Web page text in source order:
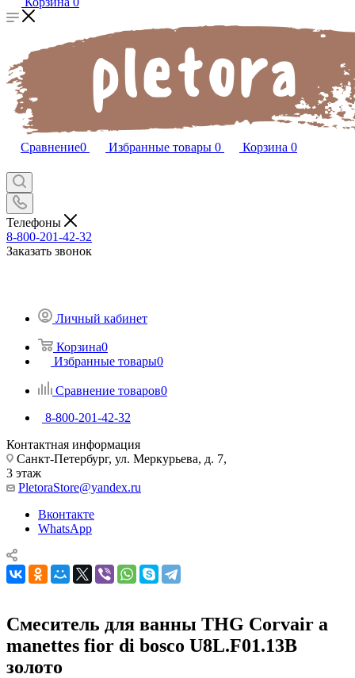
Сравнение0 Избранные товары 0 Корзина 0
Телефоны
8-800-201-42-32
Заказать звонок
Личный кабинет
Корзина0
Избранные товары0
Сравнение товаров0
8-800-201-42-32
Контактная информация
Санкт-Петербург, ул. Меркурьева, д. 7,
3 этаж
PletoraStore@yandex.ru
Вконтакте
WhatsApp
Смеситель для ванны THG Corvair a
manettes fior di bosco U8L.F01.13B
золото